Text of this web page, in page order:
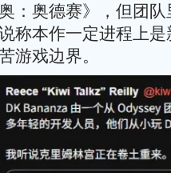
：奥德赛》，但团
称本作一定进程上
游戏边界。